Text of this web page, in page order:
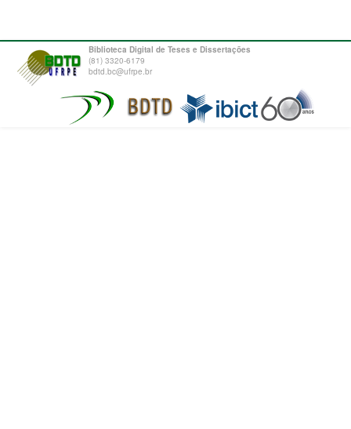
Biblioteca Digital de Teses e Dissertações
(81) 3320-6179
bdtd.bc@ufrpe.br